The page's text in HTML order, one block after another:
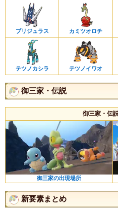
ブリジュラス カミツオロチ
テツノカシラ テツノイワオ
御三家・伝説
御三家・伝
御三家の出現場所
新要素まとめ